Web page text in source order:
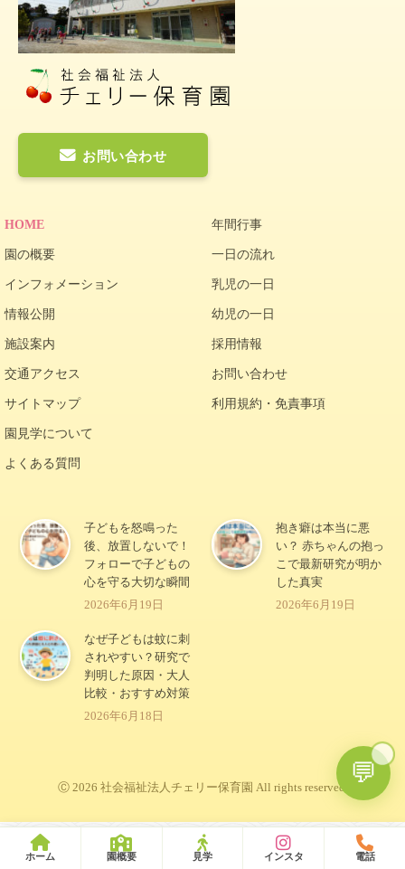
お問い合わせ
HOME
園の概要
インフォメーション
情報公開
施設案内
交通アクセス
サイトマップ
園見学について
よくある質問
年間行事
一日の流れ
乳児の一日
幼児の一日
採用情報
お問い合わせ
利用規約・免責事項
子どもを怒鳴った
後、放置しないで！
フォローで子どもの
心を守る大切な瞬間
2026年6月19日
抱き癖は本当に悪
い？ 赤ちゃんの抱っ
こで最新研究が明か
した真実
2026年6月19日
なぜ子どもは蚊に刺
されやすい？研究で
判明した原因・大人
比較・おすすめ対策
2026年6月18日
Ⓒ 2026 社会福祉法人チェリー保育園 All rights reserved.
ホーム 園概要 見学 インスタ 電話
💬
🍒